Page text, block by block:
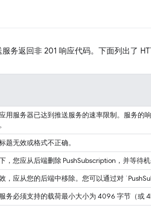
务返回非 201 响应代码。下面列出了
用服务器已达到推送服务的速率限制。服务的
题无效或格式不正确。
，您应从后端删除 PushSubscription，并等待机
，应从您的后端中移除。您可以通过对
务必须支持的载荷最小大小为 4096 字节（或